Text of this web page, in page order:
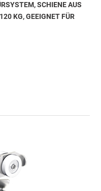
SCHIENE AUS
KG, GEEIGNET FÜR